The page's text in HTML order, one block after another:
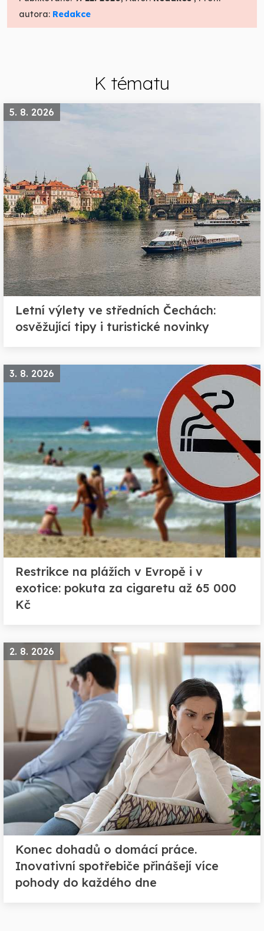
autora: Redakce
K tématu
5. 8. 2026
Letní výlety ve středních Čechách:
osvěžující tipy i turistické novinky
3. 8. 2026
Restrikce na plážích v Evropě i v
exotice: pokuta za cigaretu až 65 000
Kč
2. 8. 2026
Konec dohadů o domácí práce.
Inovativní spotřebiče přinášejí více
pohody do každého dne